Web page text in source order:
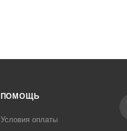
ПОМОЩЬ
Условия оплаты